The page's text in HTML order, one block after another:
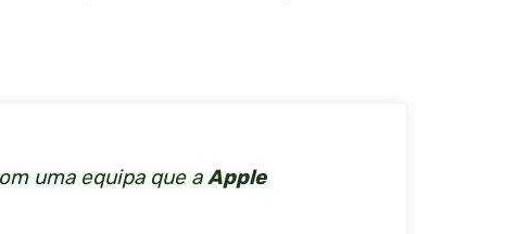
uma equipa que aApple